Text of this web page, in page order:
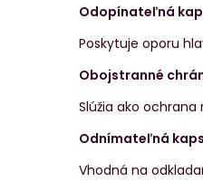
Odopínateľná
Poskytuje oporu
Obojstranné
Slúžia ako
Odnímateľná
Vhodná na